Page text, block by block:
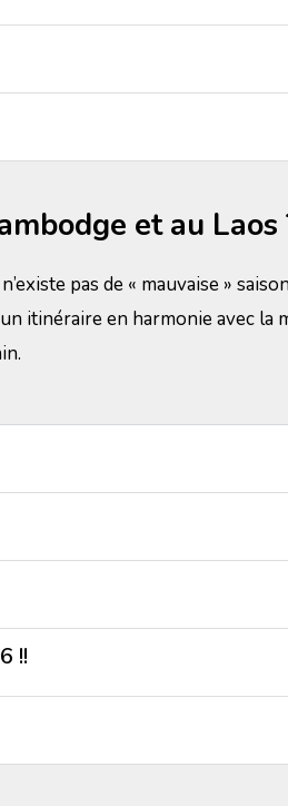
et au Laos
pas de « mauvaise »
itinéraire en harmonie avec la
!!